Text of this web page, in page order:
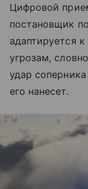
Цифровой
постановщик
адаптируется
угрозам,
удар
его нанесет.